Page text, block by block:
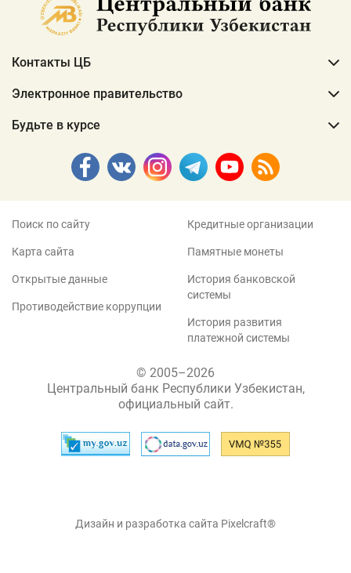
Контакты ЦБ
Электронное правительство
Будьте в курсе
Поиск по сайту
Карта сайта
Открытые данные
Противодействие коррупции
Кредитные организации
Памятные монеты
История банковской
системы
История развития
платежной системы
© 2005–2026
Центральный банк Республики Узбекистан,
официальный сайт.
Дизайн и разработка сайта Pixelcraft®